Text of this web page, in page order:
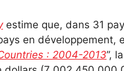
estime que, dans 31
en développement,
: 2004-2013”,